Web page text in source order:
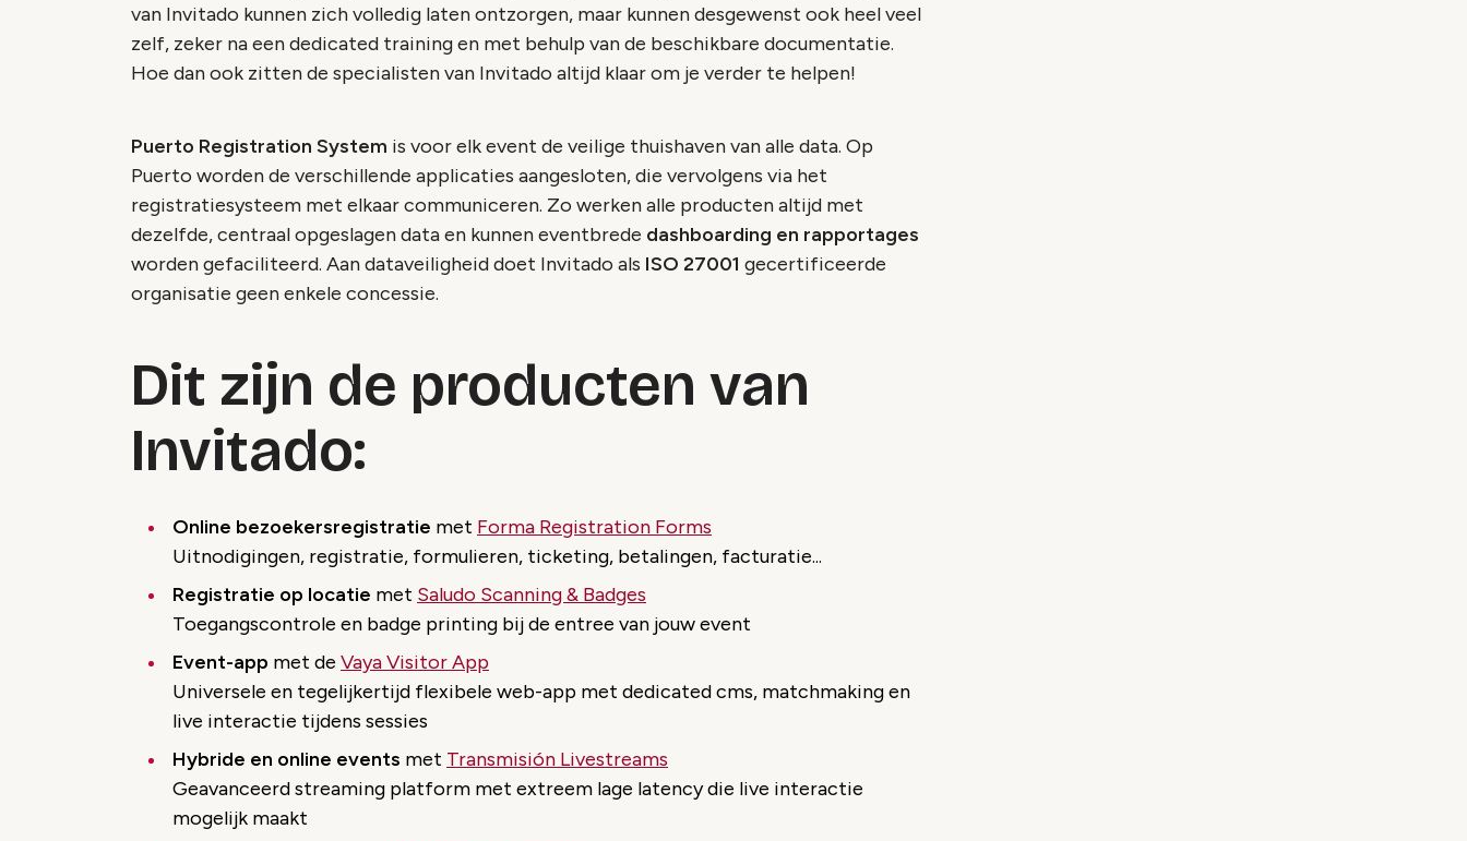
van Invitado kunnen zich volledig laten ontzorgen, maar kunnen desgewenst ook heel veel
zelf, zeker na een dedicated training en met behulp van de beschikbare documentatie.
Hoe dan ook zitten de specialisten van Invitado altijd klaar om je verder te helpen!
Puerto Registration System is voor elk event de veilige thuishaven van alle data. Op
Puerto worden de verschillende applicaties aangesloten, die vervolgens via het
registratiesysteem met elkaar communiceren. Zo werken alle producten altijd met
dezelfde, centraal opgeslagen data en kunnen eventbrede dashboarding en rapportages
worden gefaciliteerd. Aan dataveiligheid doet Invitado als ISO 27001 gecertificeerde
organisatie geen enkele concessie.
Dit zijn de producten van
Invitado:
Online bezoekersregistratie met Forma Registration Forms
Uitnodigingen, registratie, formulieren, ticketing, betalingen, facturatie...
Registratie op locatie met Saludo Scanning & Badges
Toegangscontrole en badge printing bij de entree van jouw event
Event-app met de Vaya Visitor App
Universele en tegelijkertijd flexibele web-app met dedicated cms, matchmaking en
live interactie tijdens sessies
Hybride en online events met Transmisión Livestreams
Geavanceerd streaming platform met extreem lage latency die live interactie
mogelijk maakt